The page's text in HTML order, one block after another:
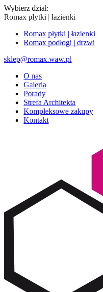
Wybierz dział:
Romax płytki | łazienki
Romax płytki | łazienki
Romax podłogi | drzwi
sklep@romax.waw.pl
O nas
Galeria
Porady
Strefa Architekta
Kompleksowe zakupy
Kontakt